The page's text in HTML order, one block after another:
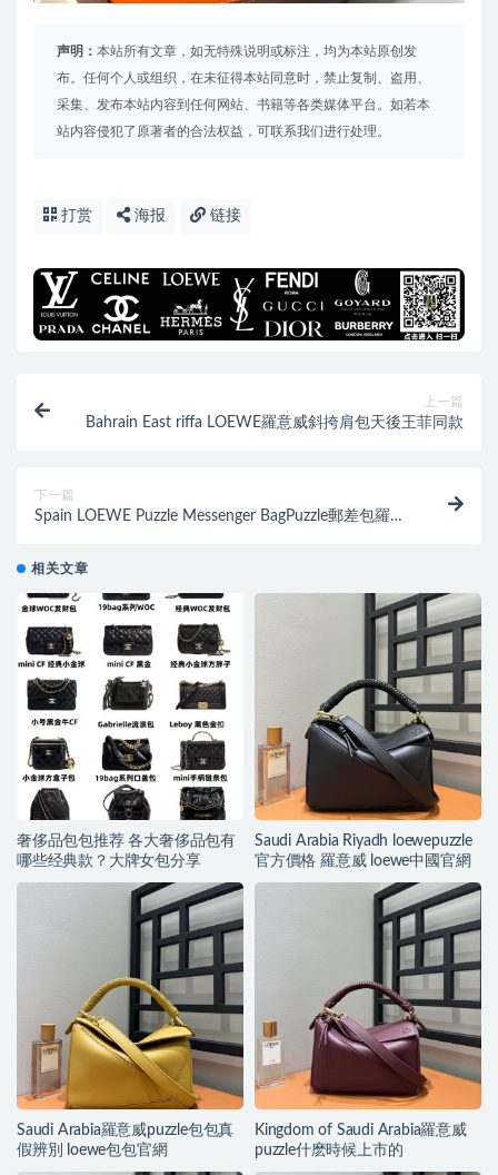
声明： 本站所有文章，如无特殊说明或标注，均为本站原创发
布。任何个人或组织，在未征得本站同意时，禁止复制、盗用、
采集、发布本站内容到任何网站、书籍等各类媒体平台。如若本
站内容侵犯了原著者的合法权益，可联系我们进行处理。
打赏 海报 链接
上一篇
Bahrain East riffa LOEWE羅意威斜挎肩包天後王菲同款
下一篇
Spain LOEWE Puzzle Messenger BagPuzzle郵差包羅意
相关文章
奢侈品包包推荐 各大奢侈品包有
哪些经典款？大牌女包分享
Saudi Arabia Riyadh loewepuzzle
官方價格 羅意威 loewe中國官網
Saudi Arabia羅意威puzzle包包真
假辨別 loewe包包官網
Kingdom of Saudi Arabia羅意威
puzzle什麽時候上市的